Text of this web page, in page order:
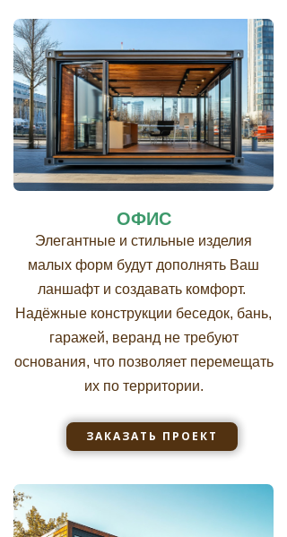
ОФИС
Элегантные и стильные изделия
малых форм будут дополнять Ваш
ланшафт и создавать комфорт.
Надёжные конструкции беседок, бань,
гаражей, веранд не требуют
основания, что позволяет перемещать
их по территории.
ЗАКАЗАТЬ ПРОЕКТ